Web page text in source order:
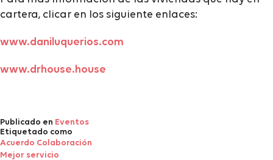
cartera, clicar en los siguiente enlaces:
www.daniluquerios.com
www.drhouse.house
Publicado en Eventos
Etiquetado como
Acuerdo Colaboración
Mejor servicio